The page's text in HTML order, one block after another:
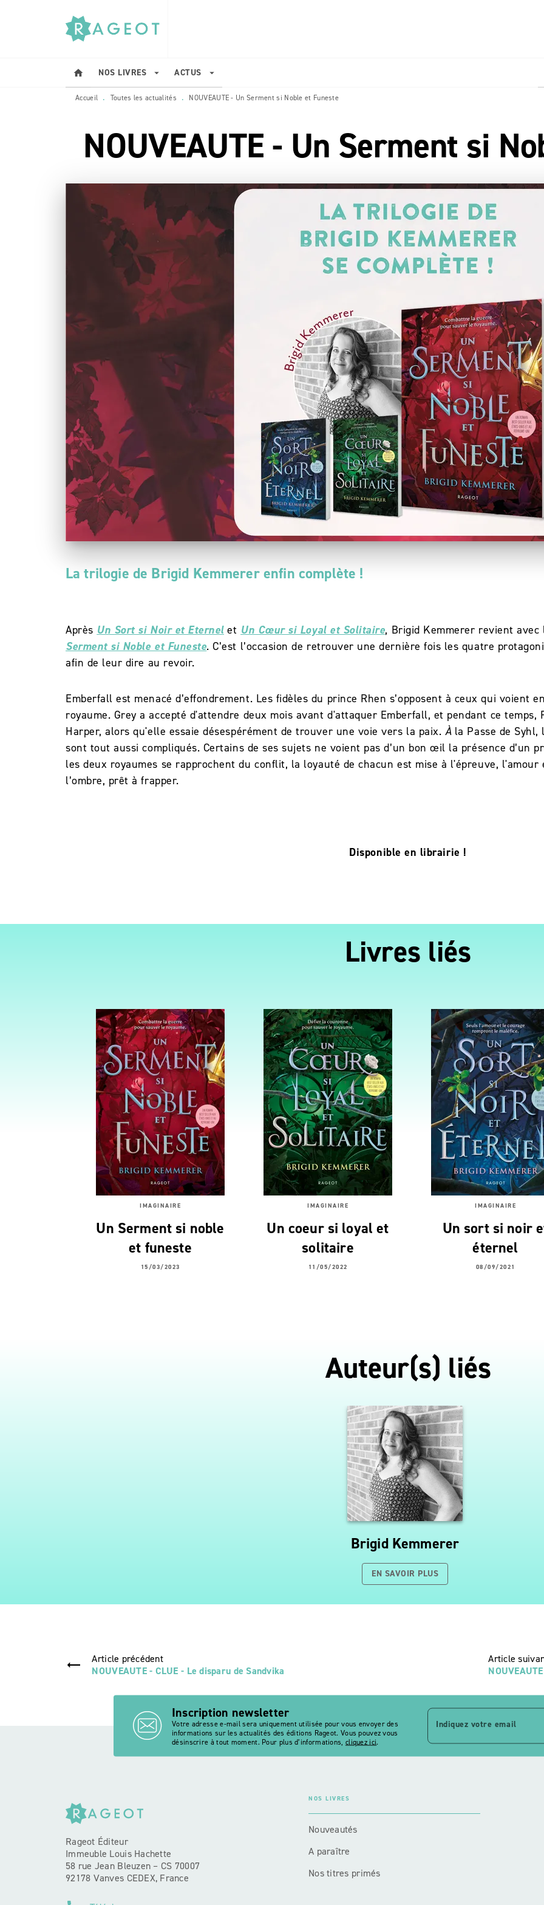
MENU RECHERCHE
home NOS LIVRES arrow_drop_down ACTUS arrow_drop_down
Accueil • Toutes les actualités • NOUVEAUTE - Un Serment si Noble et Funeste
NOUVEAUTE - Un Serment si
La trilogie de Brigid Kemmerer enfin complète !
Après Un Sort si Noir et Eternelet Un Cœur si Loyal et Solitaire, Brigid Kemmerer revient
Serment si Noble et Funeste. C’est l’occasion de retrouver une dernière fois les quatre
afin de leur dire au revoir.
Emberfall est menacé d’effondrement. Les fidèles du prince Rhen s’opposent à ceux qui voient
royaume. Grey a accepté d'attendre deux mois avant d'attaquer Emberfall, et pendant ce
Harper, alors qu'elle essaie désespérément de trouver une voie vers la paix. Àla Passe de Syhl,
sont tout aussi compliqués. Certains de ses sujets ne voient pas d’un bon œil la présence d’un
les deux royaumes se rapprochent du conflit, la loyauté de chacun est mise à l'épreuve,
l’ombre, prêt à frapper.
Disponible en librairie !
Livres liés
IMAGINAIRE
Un Serment si noble
et funeste
15/03/2023
IMAGINAIRE
Un coeur si loyal et
solitaire
11/05/2022
IMAGINAIRE
Un sort si noir
éternel
08/09/2021
Auteur(s) liés
Brigid Kemmerer
EN SAVOIR PLUS
Article précédent
NOUVEAUTE - CLUE - Le disparu de Sandvika
Article
Inscription newsletter
Votre adresse e-mail sera uniquement utilisée pour vous envoyer des
informations sur les actualités des éditions Rageot. Vous pouvez vous
désinscrire à tout moment. Pour plus d’informations, cliquez ici.
Indiquez votre email
Rageot Éditeur
Immeuble Louis Hachette
58 rue Jean Bleuzen – CS 70007
92178 Vanves CEDEX, France
NOS LIVRES
Nouveautés
A paraître
Nos titres primés